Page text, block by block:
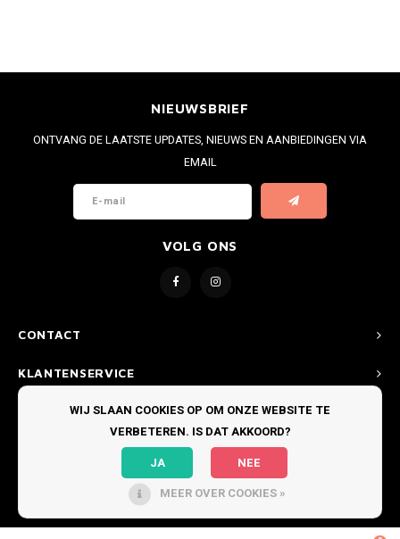
CONTACT
NIEUWSBRIEF
ONTVANG DE LAATSTE UPDATES, NIEUWS EN AANBIEDINGEN VIA
EMAIL
VOLG ONS
KLANTENSERVICE
MIJN ACCOUNT
WIJ SLAAN COOKIES OP OM ONZE WEBSITE TE
VERBETEREN. IS DAT AKKOORD?
JA
NEE
MEER OVER COOKIES »